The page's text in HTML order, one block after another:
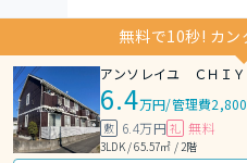
無料で10秒! カン
アンソレイユ ＣＨＩ
6.4万円/管理費
敷 6.4万円 礼 無料
3LDK / 65.57㎡ / 2階